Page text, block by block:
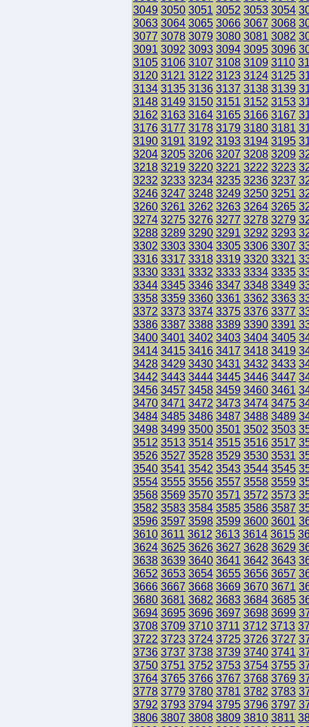
3049 3050 3051 3052 3053 3054
3063 3064 3065 3066 3067 3068
3077 3078 3079 3080 3081 3082
3091 3092 3093 3094 3095 3096
3105 3106 3107 3108 3109 3110
3120 3121 3122 3123 3124 3125
3134 3135 3136 3137 3138 3139
3148 3149 3150 3151 3152 3153
3162 3163 3164 3165 3166 3167
3176 3177 3178 3179 3180 3181
3190 3191 3192 3193 3194 3195
3204 3205 3206 3207 3208 3209
3218 3219 3220 3221 3222 3223
3232 3233 3234 3235 3236 3237
3246 3247 3248 3249 3250 3251
3260 3261 3262 3263 3264 3265
3274 3275 3276 3277 3278 3279
3288 3289 3290 3291 3292 3293
3302 3303 3304 3305 3306 3307
3316 3317 3318 3319 3320 3321
3330 3331 3332 3333 3334 3335
3344 3345 3346 3347 3348 3349
3358 3359 3360 3361 3362 3363
3372 3373 3374 3375 3376 3377
3386 3387 3388 3389 3390 3391
3400 3401 3402 3403 3404 3405
3414 3415 3416 3417 3418 3419
3428 3429 3430 3431 3432 3433
3442 3443 3444 3445 3446 3447
3456 3457 3458 3459 3460 3461
3470 3471 3472 3473 3474 3475
3484 3485 3486 3487 3488 3489
3498 3499 3500 3501 3502 3503
3512 3513 3514 3515 3516 3517
3526 3527 3528 3529 3530 3531
3540 3541 3542 3543 3544 3545
3554 3555 3556 3557 3558 3559
3568 3569 3570 3571 3572 3573
3582 3583 3584 3585 3586 3587
3596 3597 3598 3599 3600 3601
3610 3611 3612 3613 3614 3615
3624 3625 3626 3627 3628 3629
3638 3639 3640 3641 3642 3643
3652 3653 3654 3655 3656 3657
3666 3667 3668 3669 3670 3671
3680 3681 3682 3683 3684 3685
3694 3695 3696 3697 3698 3699
3708 3709 3710 3711 3712 3713
3722 3723 3724 3725 3726 3727
3736 3737 3738 3739 3740 3741
3750 3751 3752 3753 3754 3755
3764 3765 3766 3767 3768 3769
3778 3779 3780 3781 3782 3783
3792 3793 3794 3795 3796 3797
3806 3807 3808 3809 3810 3811